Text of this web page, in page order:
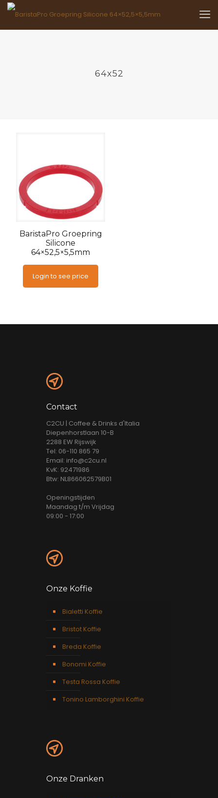
64x52
BaristaPro Groepring
Silicone
64×52,5×5,5mm
Login to see price
Contact
C2CU | Coffee & Drinks d'Italia
Diepenhorstlaan 10-B
2288 EW Rijswijk
Tel: 06-110 865 79
Email: info@c2cu.nl
KvK: 92471986
Btw: NL866062579B01
Openingstijden
Maandag t/m Vrijdag
09:00 - 17:00
Onze Koffie
Bialetti Koffie
Bristot Koffie
Breda Koffie
Bonomi Koffie
Testa Rossa Koffie
Tonino Lamborghini Koffie
Onze Dranken